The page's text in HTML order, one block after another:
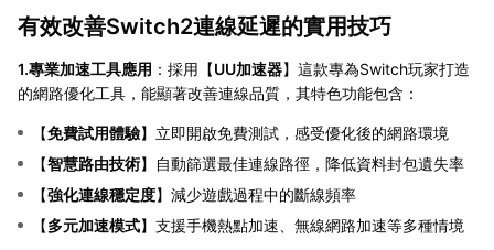
有效改善Switch2連線延遲的實用技巧
1.專業加速工具應用 ：採用【UU加速器】這款專為Switch玩家打造
的網路優化工具，能顯著改善連線品質，其特色功能包含：
【免費試用體驗】立即開啟免費測試，感受優化後的網路環境
【智慧路由技術】自動篩選最佳連線路徑，降低資料封包遺失率
【強化連線穩定度】減少遊戲過程中的斷線頻率
【多元加速模式】支援手機熱點加速、無線網路加速等多種情境